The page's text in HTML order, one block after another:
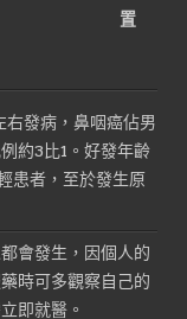
發病，鼻咽癌佔男
約3比1。好發年齡
患者，至於發生原
會發生，因個人的
時可多觀察自己的
即就醫。